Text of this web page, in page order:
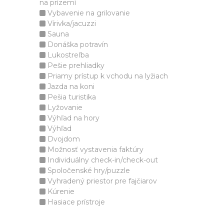
na prízemí
Vybavenie na grilovanie
Vírivka/jacuzzi
Sauna
Donáška potravín
Lukostreľba
Pešie prehliadky
Priamy prístup k vchodu na lyžiach
Jazda na koni
Pešia turistika
Lyžovanie
Výhľad na hory
Výhľad
Dvojdom
Možnosť vystavenia faktúry
Individuálny check-in/check-out
Spoločenské hry/puzzle
Vyhradený priestor pre fajčiarov
Kúrenie
Hasiace prístroje